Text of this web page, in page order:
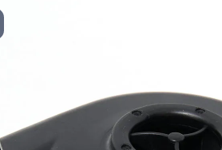
FILTERIX —